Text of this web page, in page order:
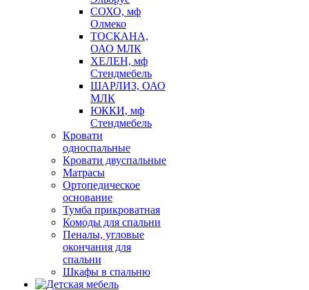
СОХО, мф
Олмеко
ТОСКАНА,
ОАО МЛК
ХЕЛЕН, мф
Стендмебель
ШАРЛИЗ, ОАО
МЛК
ЮККИ, мф
Стендмебель
Кровати
односпальные
Кровати двуспальные
Матрасы
Ортопедическое
основание
Тумба прикроватная
Комоды для спальни
Пеналы, угловые
окончания для
спальни
Шкафы в спальню